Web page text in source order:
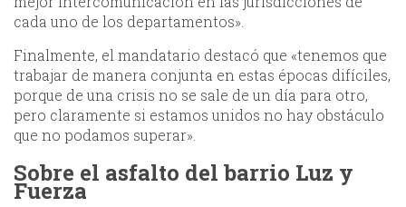
cada uno de los departamentos».
Finalmente, el mandatario destacó que «tenemos que
trabajar de manera conjunta en estas épocas difíciles,
porque de una crisis no se sale de un día para otro,
pero claramente si estamos unidos no hay obstáculo
que no podamos superar».
Sobre el asfalto del barrio Luz y
Fuerza